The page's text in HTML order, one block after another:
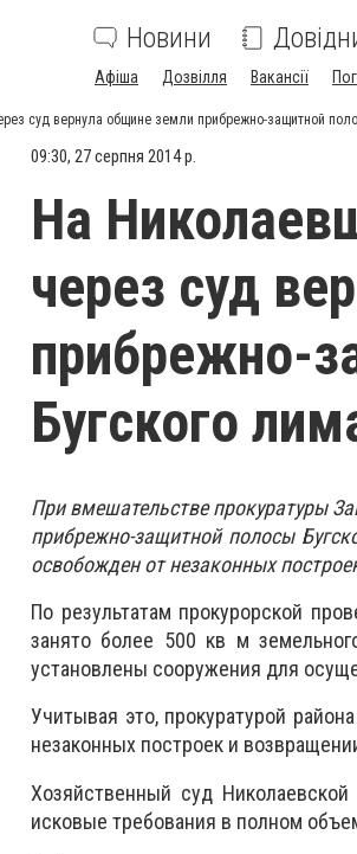
Новини
Афіша Дозвілля Вакансії
суд вернула общине земли прибрежно-защитной
09:30, 27 серпня 2014 р.
На
через суд
прибрежно-
Бугского
При вмешательстве прокуратуры
прибрежно-защитной полосы
освобожден от незаконных
По результатам прокурорской
занято более 500 кв м
установлены сооружения для
Учитывая это, прокуратурой
незаконных построек и
Хозяйственный суд
исковые требования в полном